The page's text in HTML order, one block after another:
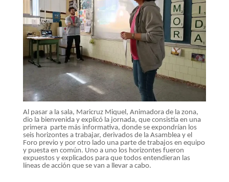
Al pasar a la sala, Maricruz Miquel, Animadora de la zona,
dio la bienvenida y explicó la jornada, que consistía en una
primera parte más informativa, donde se expondrían los
seis horizontes a trabajar, derivados de la Asamblea y el
Foro previo y por otro lado una parte de trabajos en equipo
y puesta en común. Uno a uno los horizontes fueron
expuestos y explicados para que todos entendieran las
líneas de acción que se van a llevar a cabo.